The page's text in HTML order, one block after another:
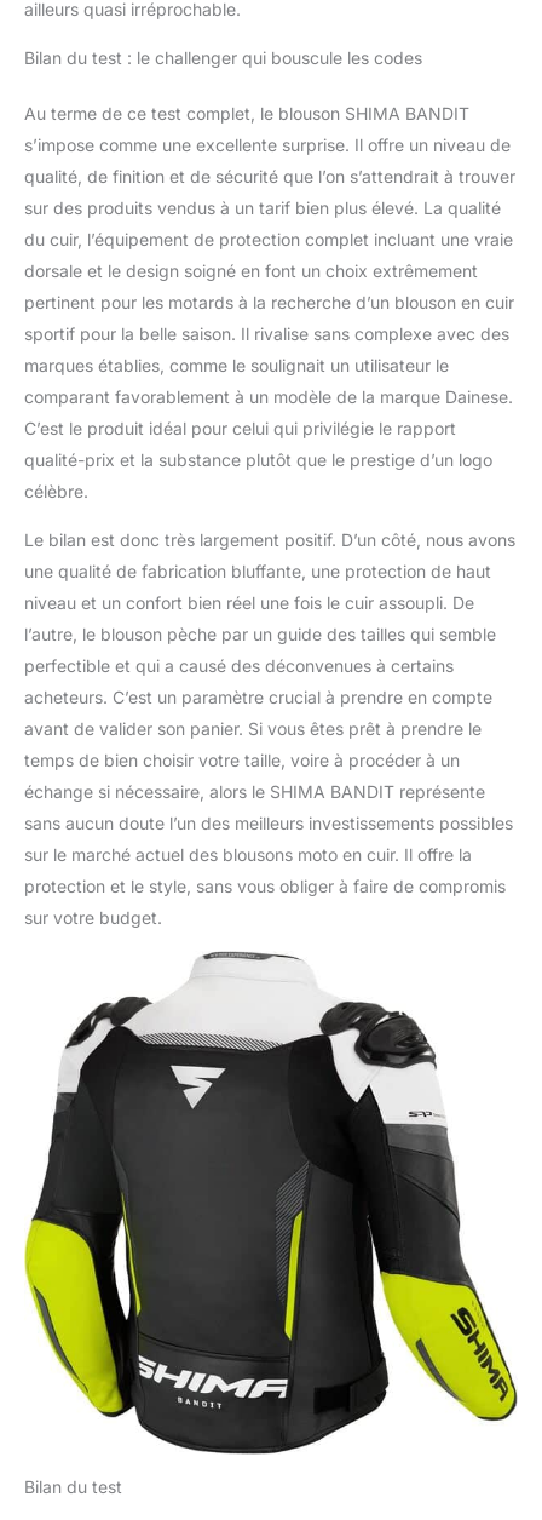
ailleurs quasi irréprochable.
Bilan du test : le challenger qui bouscule les codes
Au terme de ce test complet, le blouson SHIMA BANDIT
s’impose comme une excellente surprise. Il offre un niveau de
qualité, de finition et de sécurité que l’on s’attendrait à trouver
sur des produits vendus à un tarif bien plus élevé. La qualité
du cuir, l’équipement de protection complet incluant une vraie
dorsale et le design soigné en font un choix extrêmement
pertinent pour les motards à la recherche d’un blouson en cuir
sportif pour la belle saison. Il rivalise sans complexe avec des
marques établies, comme le soulignait un utilisateur le
comparant favorablement à un modèle de la marque Dainese.
C’est le produit idéal pour celui qui privilégie le rapport
qualité-prix et la substance plutôt que le prestige d’un logo
célèbre.
Le bilan est donc très largement positif. D’un côté, nous avons
une qualité de fabrication bluffante, une protection de haut
niveau et un confort bien réel une fois le cuir assoupli. De
l’autre, le blouson pèche par un guide des tailles qui semble
perfectible et qui a causé des déconvenues à certains
acheteurs. C’est un paramètre crucial à prendre en compte
avant de valider son panier. Si vous êtes prêt à prendre le
temps de bien choisir votre taille, voire à procéder à un
échange si nécessaire, alors le SHIMA BANDIT représente
sans aucun doute l’un des meilleurs investissements possibles
sur le marché actuel des blousons moto en cuir. Il offre la
protection et le style, sans vous obliger à faire de compromis
sur votre budget.
Bilan du test